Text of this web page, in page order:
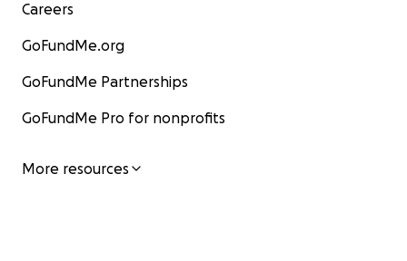
Careers
GoFundMe.org
GoFundMe Partnerships
GoFundMe Pro for nonprofits
More resources